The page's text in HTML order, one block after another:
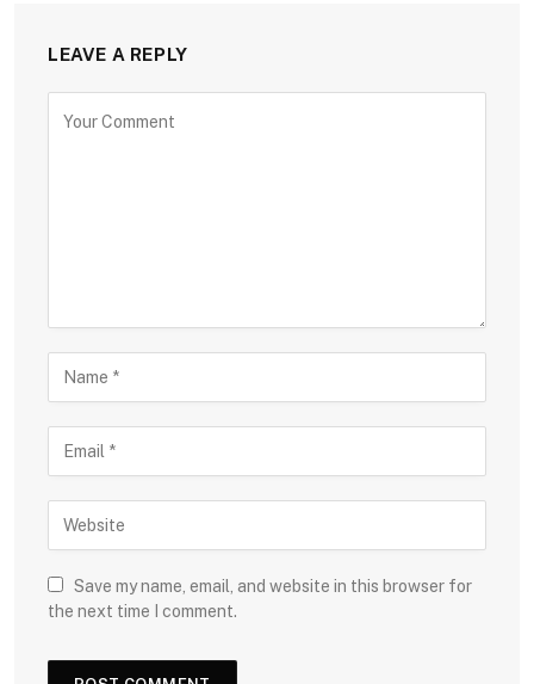
LEAVE A REPLY
Save my name, email, and website in this browser for
the next time I comment.